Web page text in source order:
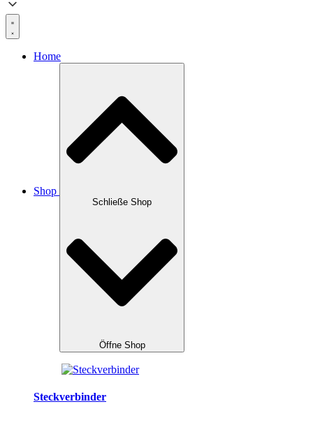
Home
Shop
Schließe Shop
Öffne Shop
Steckverbinder